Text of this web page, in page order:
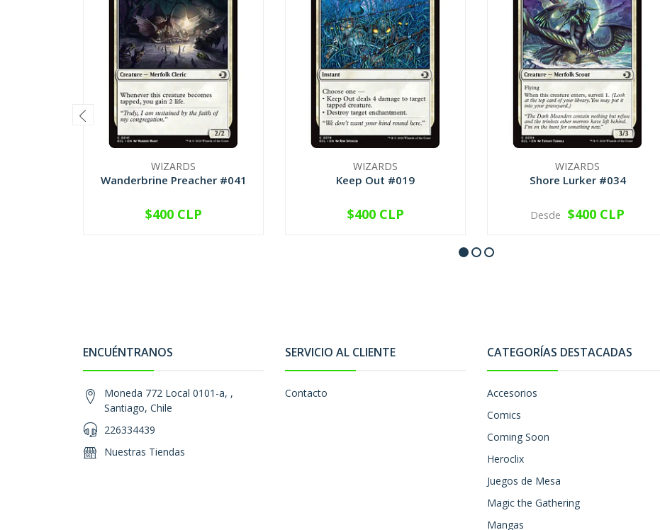
WIZARDS
Wanderbrine Preacher #041
VER OPCIONES
$400 CLP
WIZARDS
Keep Out #019
VER OPCIONES
$400 CLP
WIZARDS
Shore Lurker #034
VER OPCIONES
Desde $400 CLP
ENCUÉNTRANOS
Moneda 772 Local 0101-a, ,
Santiago, Chile
226334439
Nuestras Tiendas
SERVICIO AL CLIENTE
Contacto
CATEGORÍAS DESTACADAS
Accesorios
Comics
Coming Soon
Heroclix
Juegos de Mesa
Magic the Gathering
Mangas